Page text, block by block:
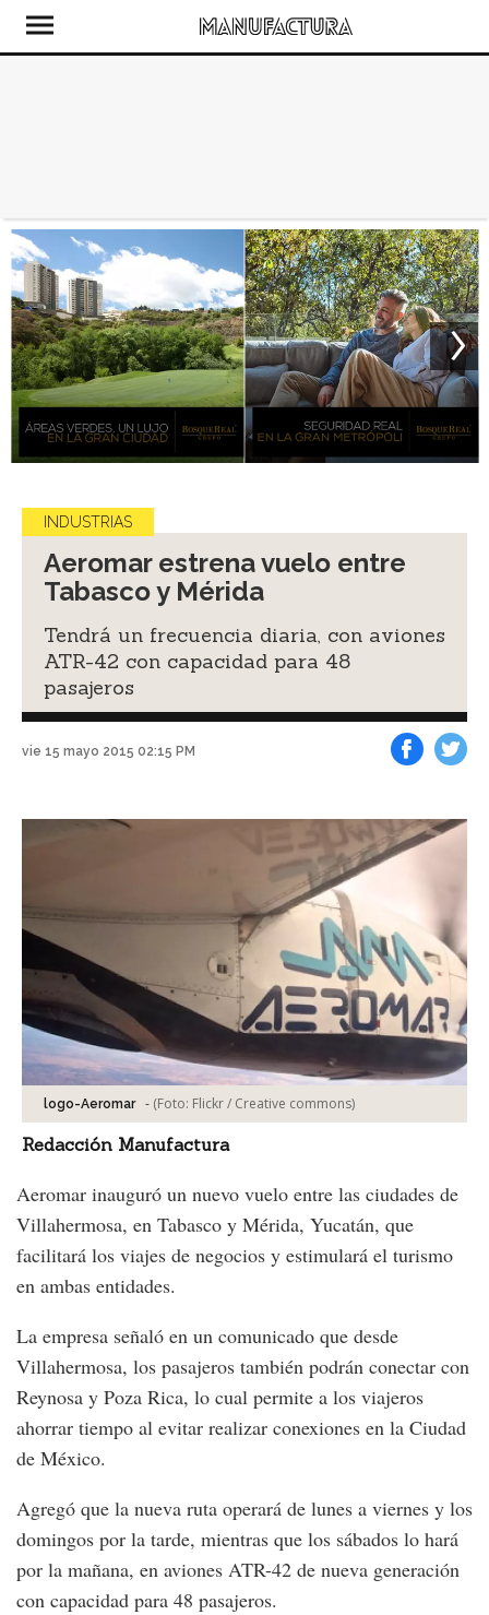
INDUSTRIAS
Aeromar estrena vuelo entre
Tabasco y Mérida
Tendrá un frecuencia diaria, con aviones
ATR-42 con capacidad para 48
pasajeros
vie 15 mayo 2015 02:15 PM
logo-Aeromar - (Foto: Flickr / Creative commons)
Redacción Manufactura
Aeromar inauguró un nuevo vuelo entre las ciudades de
Villahermosa, en Tabasco y Mérida, Yucatán, que
facilitará los viajes de negocios y estimulará el turismo
en ambas entidades.
La empresa señaló en un comunicado que desde
Villahermosa, los pasajeros también podrán conectar con
Reynosa y Poza Rica, lo cual permite a los viajeros
ahorrar tiempo al evitar realizar conexiones en la Ciudad
de México.
Agregó que la nueva ruta operará de lunes a viernes y los
domingos por la tarde, mientras que los sábados lo hará
por la mañana, en aviones ATR-42 de nueva generación
con capacidad para 48 pasajeros.